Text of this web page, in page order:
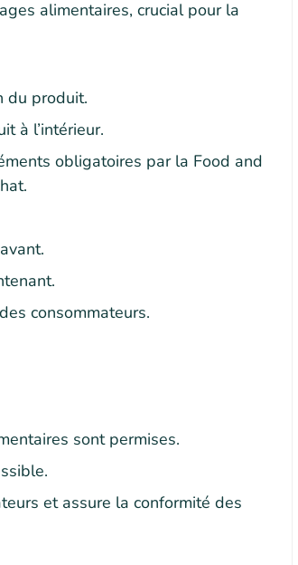
alimentaires, crucial pour la
du produit.
à l’intérieur.
obligatoires par la Food and
consommateurs.
sont permises.
et assure la conformité des